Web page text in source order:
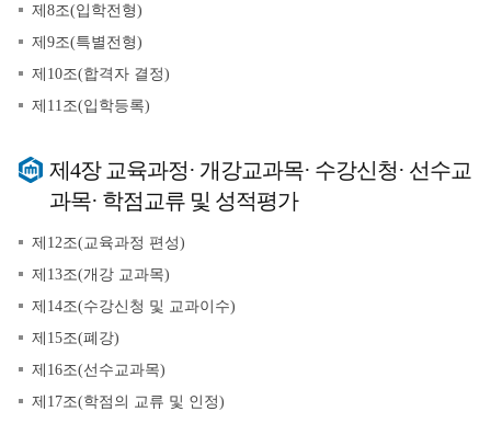
제8조(입학전형)
제9조(특별전형)
제10조(합격자 결정)
제11조(입학등록)
제4장 교육과정· 개강교과목· 수강신청· 선수교
과목· 학점교류 및 성적평가
제12조(교육과정 편성)
제13조(개강 교과목)
제14조(수강신청 및 교과이수)
제15조(폐강)
제16조(선수교과목)
제17조(학점의 교류 및 인정)